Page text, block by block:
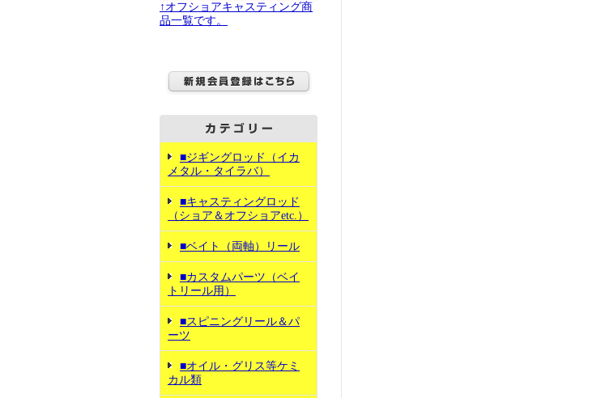
↑オフショアキャスティング商
品一覧です。
■ジギングロッド（イカ
メタル・タイラバ）
■キャスティングロッド
（ショア＆オフショアetc.）
■ベイト（両軸）リール
■カスタムパーツ（ベイ
トリール用）
■スピニングリール＆パ
ーツ
■オイル・グリス等ケミ
カル類